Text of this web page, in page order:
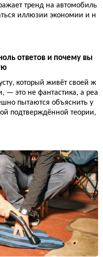
тренд на автомобиль
иллюзии экономии и н
ответов и почему вы
который живёт своей ж
— это не фантастика, а реа
пытаются объяснить у
подтверждённой теории,